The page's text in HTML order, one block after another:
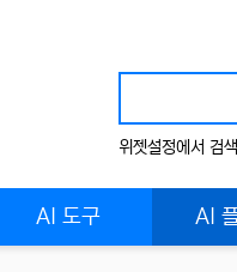
위젯설정에서 검
AI 도구 AI